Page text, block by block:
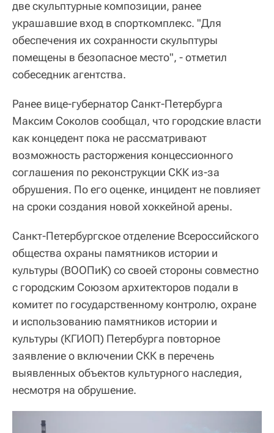
две скульптурные композиции, ранее
украшавшие вход в спорткомплекс. "Для
обеспечения их сохранности скульптуры
помещены в безопасное место", - отметил
собеседник агентства.
Ранее вице-губернатор Санкт-Петербурга
Максим Соколов сообщал, что городские власти
как концедент пока не рассматривают
возможность расторжения концессионного
соглашения по реконструкции СКК из-за
обрушения. По его оценке, инцидент не повлияет
на сроки создания новой хоккейной арены.
Санкт-Петербургское отделение Всероссийского
общества охраны памятников истории и
культуры (ВООПиК) со своей стороны совместно
с городским Союзом архитекторов подали в
комитет по государственному контролю, охране
и использованию памятников истории и
культуры (КГИОП) Петербурга повторное
заявление о включении СКК в перечень
выявленных объектов культурного наследия,
несмотря на обрушение.